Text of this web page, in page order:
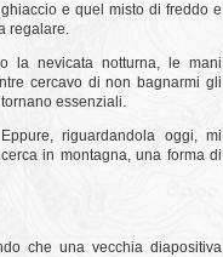
e quel misto di freddo e
regalare.
la nevicata notturna, le mani
cercavo di non bagnarmi gli
essenziali.
riguardandola oggi, mi
in montagna, una forma di
che una vecchia diapositiva